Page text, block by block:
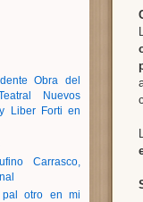
Obra del
Nuevos
Liber Forti en
Carrasco,
otro en mi